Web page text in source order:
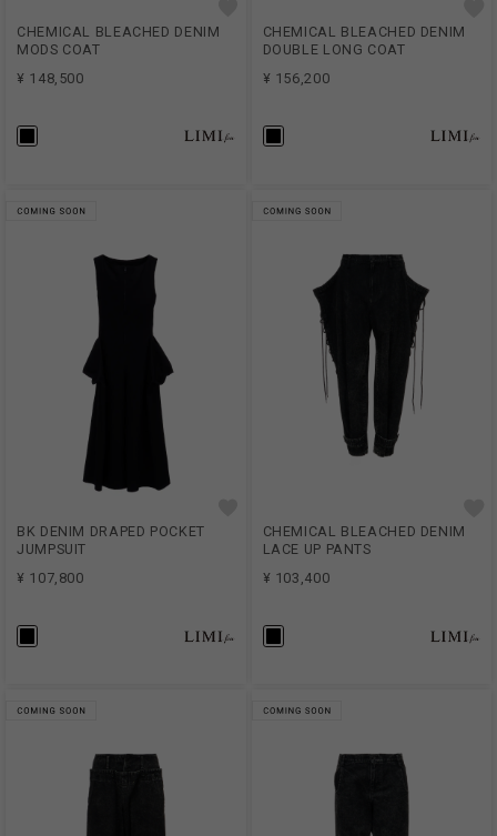
CHEMICAL BLEACHED DENIM
MODS COAT
¥ 148,500
CHEMICAL BLEACHED DENIM
DOUBLE LONG COAT
¥ 156,200
BK DENIM DRAPED POCKET
JUMPSUIT
¥ 107,800
CHEMICAL BLEACHED DENIM
LACE UP PANTS
¥ 103,400